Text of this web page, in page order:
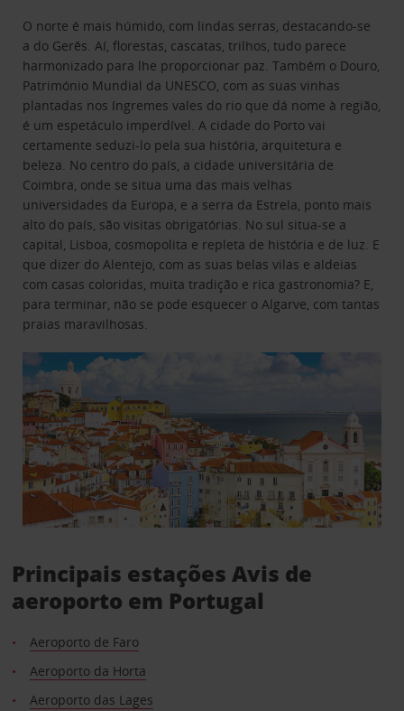
O norte é mais húmido, com lindas serras, destacando-se
a do Gerês. Aí, florestas, cascatas, trilhos, tudo parece
harmonizado para lhe proporcionar paz. Também o Douro,
Património Mundial da UNESCO, com as suas vinhas
plantadas nos íngremes vales do rio que dá nome à região,
é um espetáculo imperdível. A cidade do Porto vai
certamente seduzi-lo pela sua história, arquitetura e
beleza. No centro do país, a cidade universitária de
Coimbra, onde se situa uma das mais velhas
universidades da Europa, e a serra da Estrela, ponto mais
alto do país, são visitas obrigatórias. No sul situa-se a
capital, Lisboa, cosmopolita e repleta de história e de luz. E
que dizer do Alentejo, com as suas belas vilas e aldeias
com casas coloridas, muita tradição e rica gastronomia? E,
para terminar, não se pode esquecer o Algarve, com tantas
praias maravilhosas.
Principais estações Avis de
aeroporto em Portugal
Aeroporto de Faro
Aeroporto da Horta
Aeroporto das Lages